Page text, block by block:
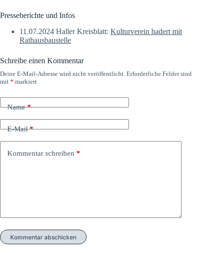
Presseberichte und Infos
11.07.2024 Haller Kreisblatt: Kulturverein hadert mit
Rathausbaustelle
Schreibe einen Kommentar
Deine E-Mail-Adresse wird nicht veröffentlicht. Erforderliche Felder sind
mit * markiert
Name*
E-Mail*
Kommentar schreiben *
Kommentar abschicken